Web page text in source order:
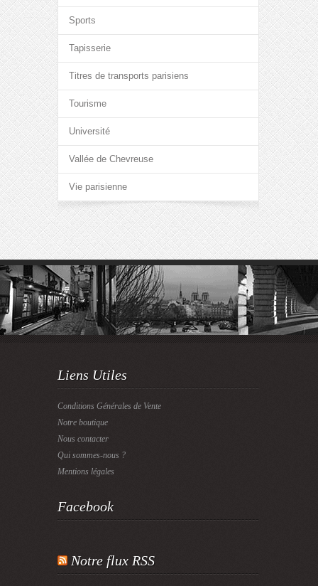
Sports
Tapisserie
Titres de transports parisiens
Tourisme
Université
Vallée de Chevreuse
Vie parisienne
Liens Utiles
Conditions Générales de Vente
Notre boutique
Nous contacter
Qui sommes-nous ?
Mentions légales
Facebook
Notre flux RSS